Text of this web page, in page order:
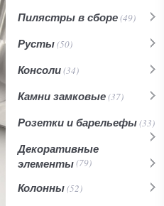
Пилястры в сборе(49)
Русты(50)
Консоли(34)
Камни замковые(37)
Розетки и барельефы(33)
Декоративные
элементы(79)
Колонны(52)